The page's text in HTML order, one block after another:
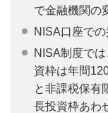
で金融機関の
NISA口座で
NISA制度で
資枠は年間
と非課税保有
長投資枠あわ